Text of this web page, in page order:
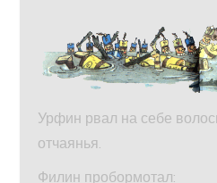
Урфин рвал на себе
отчаянья.
Филин пробормотал: